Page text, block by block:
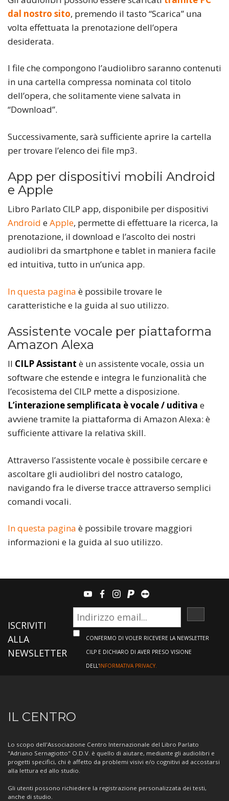
dal nostro sito, premendo il tasto “Scarica” una
volta effettuata la prenotazione dell’opera
desiderata.
I file che compongono l’audiolibro saranno contenuti
in una cartella compressa nominata col titolo
dell’opera, che solitamente viene salvata in
“Download”.
Successivamente, sarà sufficiente aprire la cartella
per trovare l’elenco dei file mp3.
App per dispositivi mobili Android
e Apple
Libro Parlato CILP app, disponibile per dispositivi
Android eApple, permette di effettuare la ricerca, la
prenotazione, il download e l’ascolto dei nostri
audiolibri da smartphone e tablet in maniera facile
ed intuitiva, tutto in un’unica app.
In questa pagina è possibile trovare le
caratteristiche e la guida al suo utilizzo.
Assistente vocale per piattaforma
Amazon Alexa
Il CILP Assistant è un assistente vocale, ossia un
software che estende e integra le funzionalità che
l’ecosistema del CILP mette a disposizione.
L’interazione semplificata è vocale / uditiva e
avviene tramite la piattaforma di Amazon Alexa: è
sufficiente attivare la relativa skill.
Attraverso l’assistente vocale è possibile cercare e
ascoltare gli audiolibri del nostro catalogo,
navigando fra le diverse tracce attraverso semplici
comandi vocali.
In questa pagina è possibile trovare maggiori
informazioni e la guida al suo utilizzo.
youtubefacebook
instagram
paypalteamviewer
ISCRIVITI
ALLA
NEWSLETTER
CONFERMO DI VOLER RICEVERE LA NEWSLETTER
CILP E DICHIARO DI AVER PRESO VISIONE
DELL'INFORMATIVA PRIVACY.
Informazioni
sul
Centro
IL CENTRO
Lo scopo dell'Associazione Centro Internazionale del Libro Parlato
"Adriano Sernagiotto" O.D.V. è quello di aiutare, mediante gli audiolibri e
progetti specifici, chi è affetto da problemi visivi e/o cognitivi ad accostarsi
alla lettura ed allo studio.
Gli utenti possono richiedere la registrazione personalizzata dei testi,
anche di studio.